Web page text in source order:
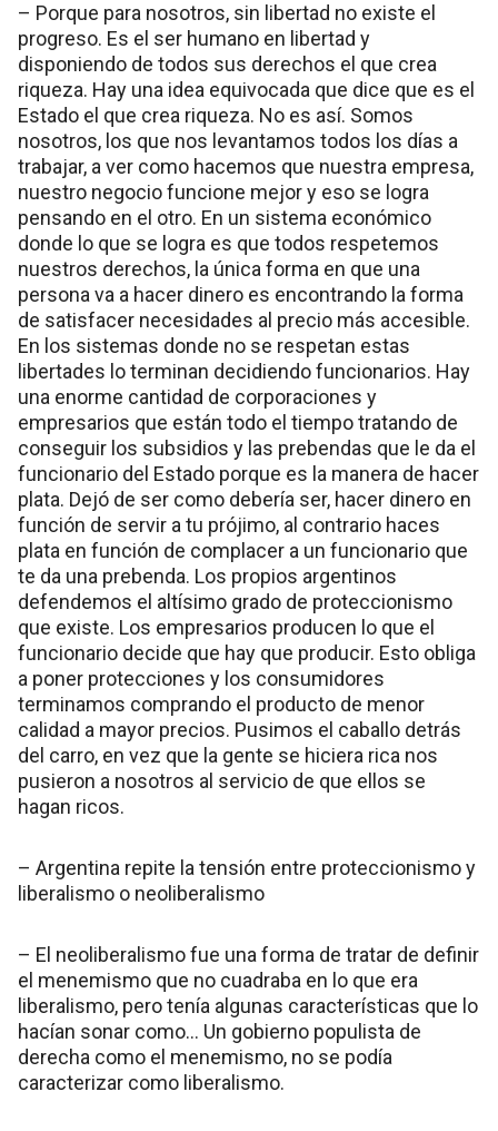
– Porque para nosotros, sin libertad no existe el
progreso. Es el ser humano en libertad y
disponiendo de todos sus derechos el que crea
riqueza. Hay una idea equivocada que dice que es el
Estado el que crea riqueza. No es así. Somos
nosotros, los que nos levantamos todos los días a
trabajar, a ver como hacemos que nuestra empresa,
nuestro negocio funcione mejor y eso se logra
pensando en el otro. En un sistema económico
donde lo que se logra es que todos respetemos
nuestros derechos, la única forma en que una
persona va a hacer dinero es encontrando la forma
de satisfacer necesidades al precio más accesible.
En los sistemas donde no se respetan estas
libertades lo terminan decidiendo funcionarios. Hay
una enorme cantidad de corporaciones y
empresarios que están todo el tiempo tratando de
conseguir los subsidios y las prebendas que le da el
funcionario del Estado porque es la manera de hacer
plata. Dejó de ser como debería ser, hacer dinero en
función de servir a tu prójimo, al contrario haces
plata en función de complacer a un funcionario que
te da una prebenda. Los propios argentinos
defendemos el altísimo grado de proteccionismo
que existe. Los empresarios producen lo que el
funcionario decide que hay que producir. Esto obliga
a poner protecciones y los consumidores
terminamos comprando el producto de menor
calidad a mayor precios. Pusimos el caballo detrás
del carro, en vez que la gente se hiciera rica nos
pusieron a nosotros al servicio de que ellos se
hagan ricos.
– Argentina repite la tensión entre proteccionismo y
liberalismo o neoliberalismo
– El neoliberalismo fue una forma de tratar de definir
el menemismo que no cuadraba en lo que era
liberalismo, pero tenía algunas características que lo
hacían sonar como… Un gobierno populista de
derecha como el menemismo, no se podía
caracterizar como liberalismo.